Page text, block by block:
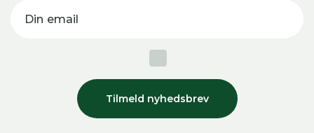
Din email
Tilmeld nyhedsbrev